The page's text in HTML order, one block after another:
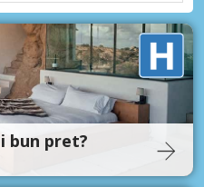
bun pret?